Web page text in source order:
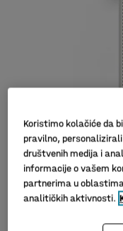
Koristimo kolačiće da
pravilno,
društvenih medija i
informacije o vašem
partnerima u
analitičkih aktivnosti.